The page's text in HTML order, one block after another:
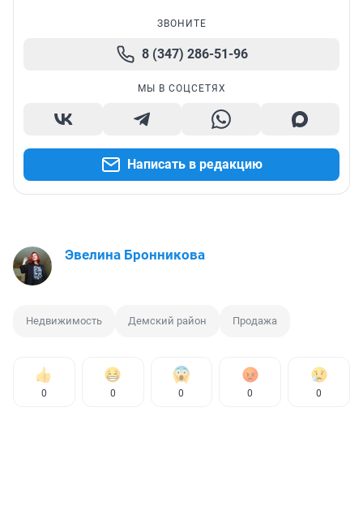
ЗВОНИТЕ
8 (347) 286-51-96
МЫ В СОЦСЕТЯХ
Написать в редакцию
Эвелина Бронникова
Недвижимость Демский район Продажа
0 0 0 0 0